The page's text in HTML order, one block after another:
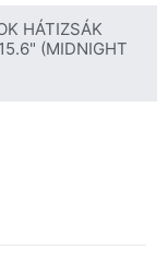
HÁTIZSÁK
(MIDNIGHT